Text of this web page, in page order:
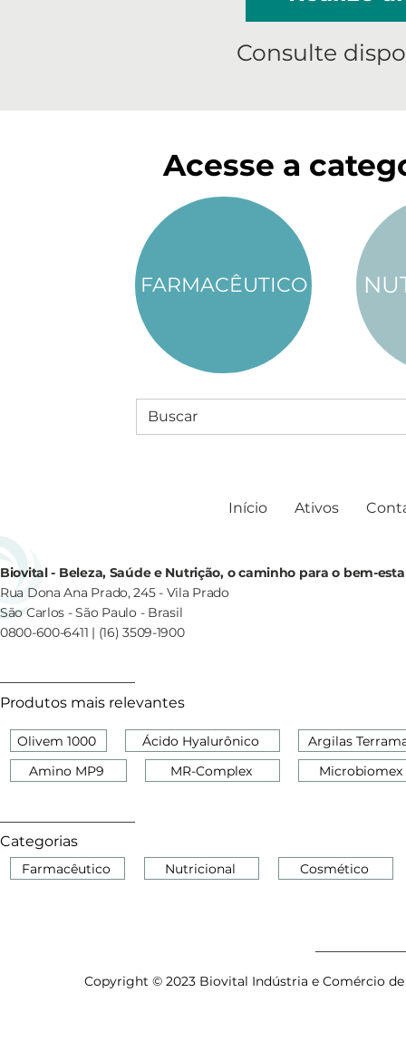
Consulte
Acesse a
FARMACÊUTICO
Biovital - Beleza, Saúde e Nutrição, o caminho para o bem-
Rua Dona Ana Prado, 245 - Vila Prado
São Carlos - São Paulo - Brasil
0800-600-6411 | (16) 3509-1900
Início Ativos
Produtos mais relevantes
Olivem 1000
Ácido Hyalurônico
Amino MP9
MR-Complex
Argilas
Microbiomex
Categorias
Farmacêutico Nutricional Cosmético
Copyright © 2023 Biovital Indústria e Comércio de